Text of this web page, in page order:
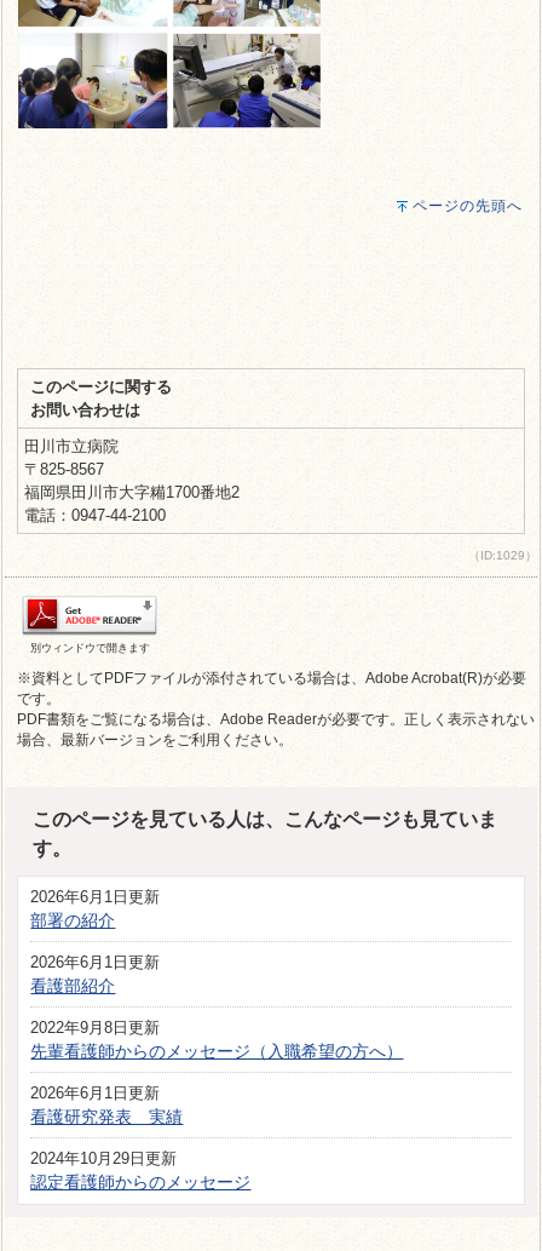
ページの先頭へ
このページに関する
お問い合わせは
田川市立病院
〒825-8567
福岡県田川市大字糒1700番地2
電話：0947-44-2100
（ID:1029）
別ウィンドウで開きます
※資料としてPDFファイルが添付されている場合は、Adobe Acrobat(R)が必要
です。
PDF書類をご覧になる場合は、Adobe Readerが必要です。正しく表示されない
場合、最新バージョンをご利用ください。
このページを見ている人は、こんなページも見ていま
す。
2026年6月1日更新
部署の紹介
2026年6月1日更新
看護部紹介
2022年9月8日更新
先輩看護師からのメッセージ（入職希望の方へ）
2026年6月1日更新
看護研究発表 実績
2024年10月29日更新
認定看護師からのメッセージ